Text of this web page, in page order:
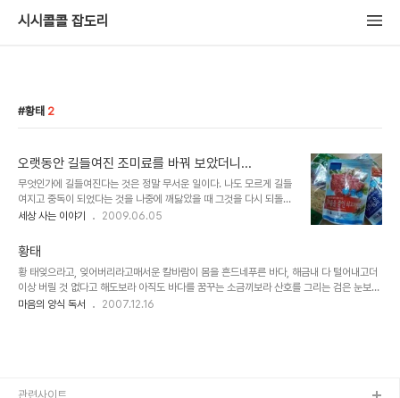
시시콜콜 잡도리
황태 2
오랫동안 길들여진 조미료를 바꿔 보았더니...
무엇인가에 길들여진다는 것은 정말 무서운 일이다. 나도 모르게 길들
여지고 중독이 되었다는 것을 나중에 깨닳았을 때 그것을 다시 되돌리
기가 얼마나 힘들다는 것을 요즘 뼈저리게 느끼고 있는 중이다. 사실
사려고 지방 특산물 가게에 들렸는데 그곳에서 황태로 만든 조미료를
선물 받았다. 예전부터 아내와 친분이 있는 곳이었는데 요리할 때 넣으
면 구수한 맛이 난다고 했다. 하지만 집에 갖다 놓고도 한동안 쓰지 않
았다. 그리고 한참 후 늘 쓰던 조미료가 떨어질 무렵 이마트에서 장을
보다 새로운 조미료를 발견했다. 이마트에서 새로 선보인 것이라고 했
세상 사는 이야기 2009.06.05
황태
황 태잊으라고, 잊어버리라고매서운 칼바람이 몸을 흔드네푸른 바다, 해금내 다 털어내고더
이상 버릴 것 없다고 해도보라 아직도 바다를 꿈꾸는 소금끼보라 산호를 그리는 검은 눈보라
아직 해풍에 벌름거리는 코가끔은 겨울비에 몸을 씻고가끔은 폭설에 솜이불도 덮어보고죽어
마음의 양식 독서 2007.12.16
관련사이트